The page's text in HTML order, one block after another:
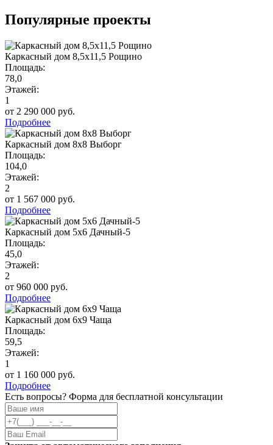
Популярные проекты
Каркасный дом 8,5х11,5 Рощино
Площадь:
78,0
Этажей:
1
от 2 290 000 руб.
Подробнее
Каркасный дом 8х8 Выборг
Площадь:
104,0
Этажей:
2
от 1 567 000 руб.
Подробнее
Каркасный дом 5х6 Дачный-5
Площадь:
45,0
Этажей:
2
от 960 000 руб.
Подробнее
Каркасный дом 6х9 Чаща
Площадь:
59,5
Этажей:
1
от 1 160 000 руб.
Подробнее
Есть вопросы? Форма для бесплатной консультации